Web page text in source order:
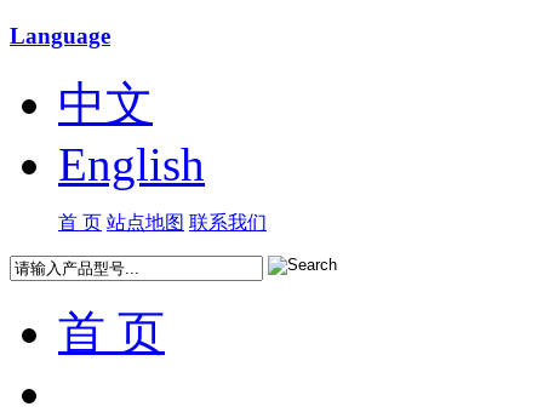
Language
中文
English
首 页 站点地图 联系我们
首 页